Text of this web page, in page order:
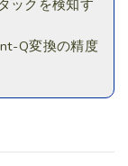
ックを検知す
Q変換の精度